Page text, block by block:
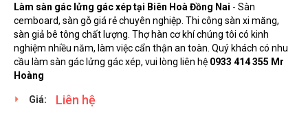
Làm sàn gác lửng gác xép tại Biên Hoà Đồng Nai - Sàn
cemboard, sàn gỗ giá rẻ chuyên nghiệp. Thi công sàn xi măng,
sàn giả bê tông chất lượng. Thợ hàn cơ khí chúng tôi có kinh
nghiệm nhiều năm, làm việc cẩn thận an toàn. Quý khách có nhu
cầu làm sàn gác lửng gác xép, vui lòng liên hệ 0933 414 355 Mr
Hoàng
Giá: Liên hệ